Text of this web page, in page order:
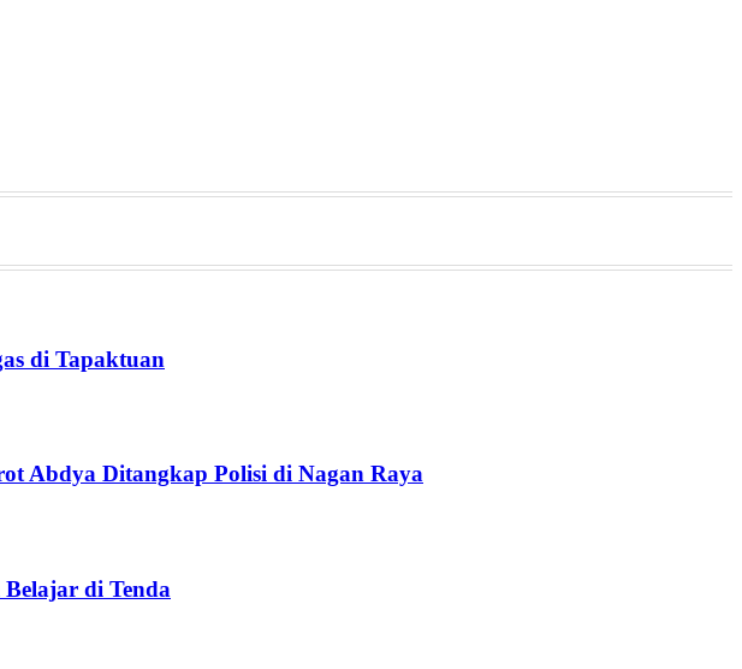
di Tapaktuan
Abdya Ditangkap Polisi di Nagan Raya
di Tenda